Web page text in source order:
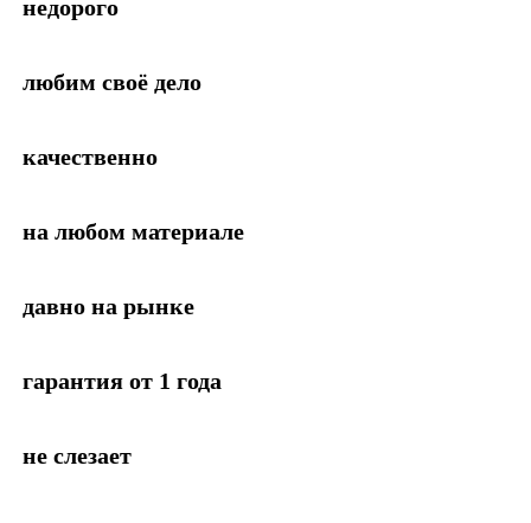
недорого
любим своё дело
качественно
на любом материале
давно на рынке
гарантия от 1 года
не слезает